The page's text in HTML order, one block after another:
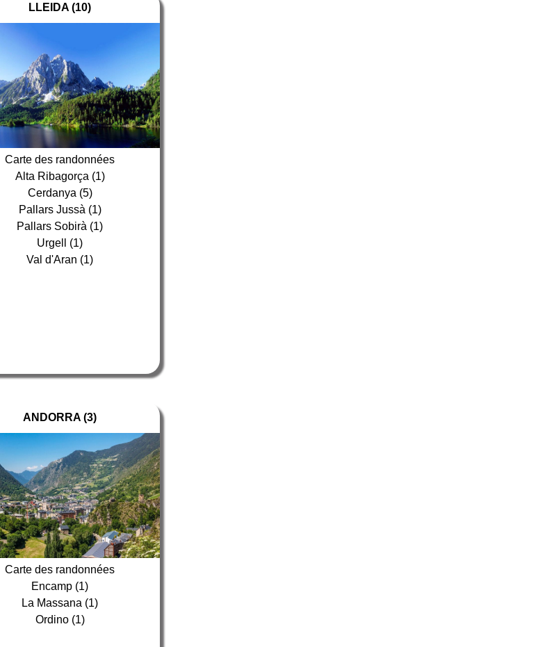
LLEIDA (10)
Carte des randonnées
Alta Ribagorça (1)
Cerdanya (5)
Pallars Jussà (1)
Pallars Sobirà (1)
Urgell (1)
Val d'Aran (1)
ANDORRA (3)
Carte des randonnées
Encamp (1)
La Massana (1)
Ordino (1)